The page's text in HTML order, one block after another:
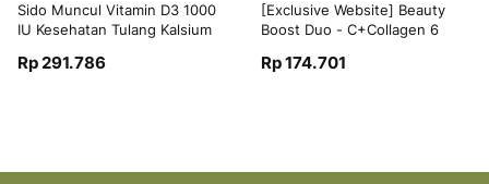
Sido Muncul Vitamin D3 1000
IU Kesehatan Tulang Kalsium
Rp 291.786
[Exclusive Website] Beauty
Boost Duo - C+Collagen 6
Vitamin D3 1000 IU
Rp 174.701